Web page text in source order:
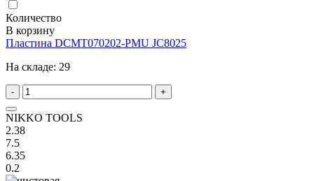
Количество
В корзину
Пластина DCMT070202-PMU JC8025
На складе: 29
- +
NIKKO TOOLS
2.38
7.5
6.35
0.2